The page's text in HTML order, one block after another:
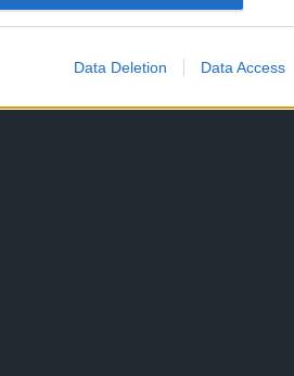
Data Deletion Data Access